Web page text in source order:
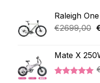
Raleigh
€2699,00
Mate X